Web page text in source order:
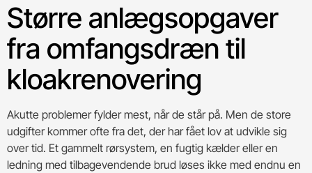
Større anlægsopgaver
fra omfangsdræn til
kloakrenovering
Akutte problemer fylder mest, når de står på. Men de store
udgifter kommer ofte fra det, der har fået lov at udvikle sig
over tid. Et gammelt rørsystem, en fugtig kælder eller en
ledning med tilbagevendende brud løses ikke med endnu en